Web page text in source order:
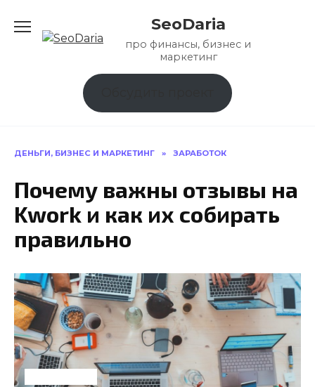
содержанию
SeoDaria
про финансы, бизнес и
маркетинг
ДЕНЬГИ, БИЗНЕС И МАРКЕТИНГ » ЗАРАБОТОК
Почему важны отзывы на
Kwork и как их собирать
правильно